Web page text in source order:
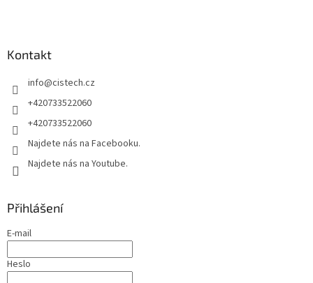
Kontakt
info@cistech.cz
+420733522060
+420733522060
Najdete nás na Facebooku.
Najdete nás na Youtube.
Přihlášení
E-mail
Heslo